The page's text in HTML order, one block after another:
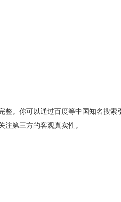
。你可以通过百度等中国知名搜索
第三方的客观真实性。